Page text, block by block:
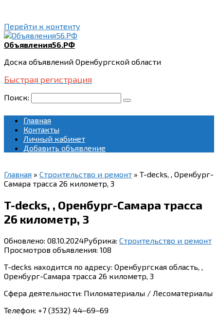
Перейти к контенту
Объявления56.РФ
Доска объявлений Оренбургской области
Быстрая регистрация
Поиск:
Главная
Контакты
Личный кабинет
Добавить объявление
Главная » Строительство и ремонт » T-decks, , Оренбург-
Самара трасса 26 километр, 3
T-decks, , Оренбург-Самара трасса
26 километр, 3
Обновлено: 08.10.2024Рубрика: Строительство и ремонт
Просмотров объявления: 108
T-decks находится по адресу: Оренбургская область, ,
Оренбург-Самара трасса 26 километр, 3
Сфера деятельности: Пиломатериалы / Лесоматериалы
Телефон: +7 (3532) 44‒69‒69